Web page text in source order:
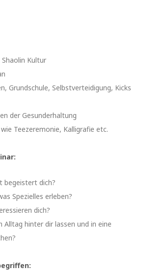
Kultur
Grundschule, Selbstverteidigung, Kicks
der Gesunderhaltung
Teezeremonie, Kalligrafie etc.
begeistert dich?
Spezielles erleben?
dich?
Alltag hinter dir lassen und in eine